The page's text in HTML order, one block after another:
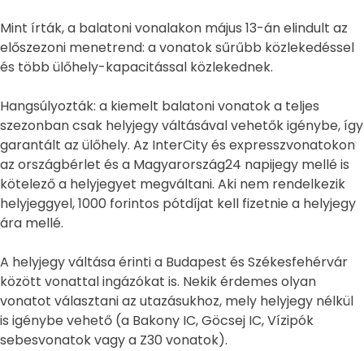
Mint írták, a balatoni vonalakon május 13-án elindult az
előszezoni menetrend: a vonatok sűrűbb közlekedéssel
és több ülőhely-kapacitással közlekednek.
Hangsúlyozták: a kiemelt balatoni vonatok a teljes
szezonban csak helyjegy váltásával vehetők igénybe, így
garantált az ülőhely. Az InterCity és expresszvonatokon
az országbérlet és a Magyarország24 napijegy mellé is
kötelező a helyjegyet megváltani. Aki nem rendelkezik
helyjeggyel, 1000 forintos pótdíjat kell fizetnie a helyjegy
ára mellé.
A helyjegy váltása érinti a Budapest és Székesfehérvár
között vonattal ingázókat is. Nekik érdemes olyan
vonatot választani az utazásukhoz, mely helyjegy nélkül
is igénybe vehető (a Bakony IC, Göcsej IC, Vízipók
sebesvonatok vagy a Z30 vonatok).